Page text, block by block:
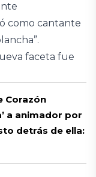
como cantante
faceta fue
Corazón
a animador por
detrás de ella: